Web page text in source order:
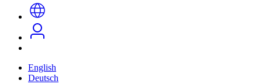
English
Deutsch